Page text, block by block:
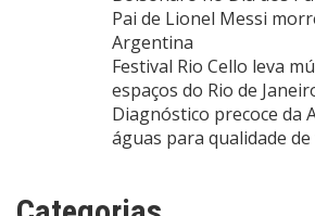
Pai de Lionel Messi
Argentina
Festival Rio Cello leva
espaços do Rio de
Diagnóstico precoce da
águas para qualidade de